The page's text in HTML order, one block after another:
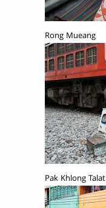
Rong Mueang
Pak Khlong Talat